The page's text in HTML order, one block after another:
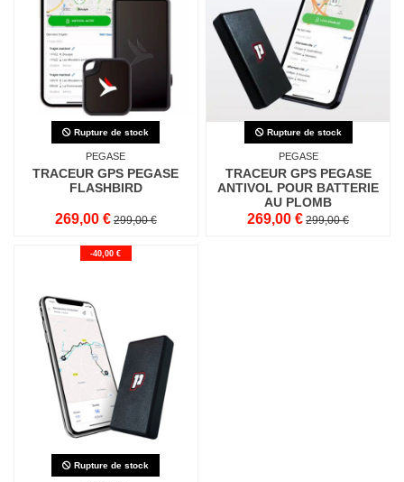
Rupture de stock
PEGASE
TRACEUR GPS PEGASE
FLASHBIRD
269,00 € 299,00 €
Rupture de stock
PEGASE
TRACEUR GPS PEGASE
ANTIVOL POUR BATTERIE
AU PLOMB
269,00 € 299,00 €
-40,00 €
Rupture de stock